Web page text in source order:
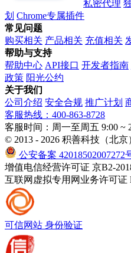
私密代理
划 Chrome专属插件
常见问题
购买相关 产品相关 充值相关
帮助与支持
帮助中心 API接口 开发者指南
政策 阳光公约
关于我们
公司介绍 安全合规 推广计划
客服热线：400-863-8728
客服时间：周一至周五 9:00 ~
© 2013 - 2026 积善科技（北京
公安备案 42018502007272
增值电信经营许可证 京B2-
互联网虚拟专用网业务许可证
可信网站 身份验证